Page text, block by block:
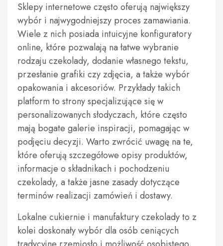
Sklepy internetowe często oferują największy
wybór i najwygodniejszy proces zamawiania.
Wiele z nich posiada intuicyjne konfiguratory
online, które pozwalają na łatwe wybranie
rodzaju czekolady, dodanie własnego tekstu,
przesłanie grafiki czy zdjęcia, a także wybór
opakowania i akcesoriów. Przykłady takich
platform to strony specjalizujące się w
personalizowanych słodyczach, które często
mają bogate galerie inspiracji, pomagając w
podjęciu decyzji. Warto zwrócić uwagę na te,
które oferują szczegółowe opisy produktów,
informacje o składnikach i pochodzeniu
czekolady, a także jasne zasady dotyczące
terminów realizacji zamówień i dostawy.
Lokalne cukiernie i manufaktury czekolady to z
kolei doskonały wybór dla osób ceniących